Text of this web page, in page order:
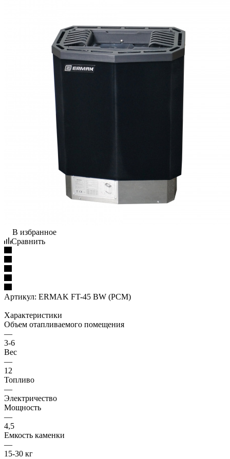
В избранное
Сравнить
Артикул: ERMAK FT-45 BW (PCM)
Характеристики
Объем отапливаемого помещения
—
3-6
Вес
—
12
Топливо
—
Электричество
Мощность
—
4,5
Емкость каменки
—
15-30 кг